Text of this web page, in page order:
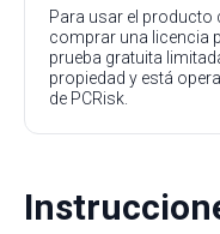
Para usar el producto
comprar una licencia
prueba gratuita
propiedad y está
de PCRisk.